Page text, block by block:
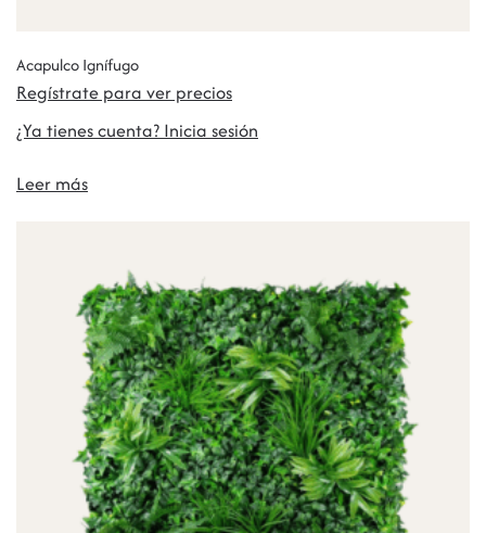
Acapulco Ignífugo
Regístrate para ver precios
¿Ya tienes cuenta? Inicia sesión
Leer más